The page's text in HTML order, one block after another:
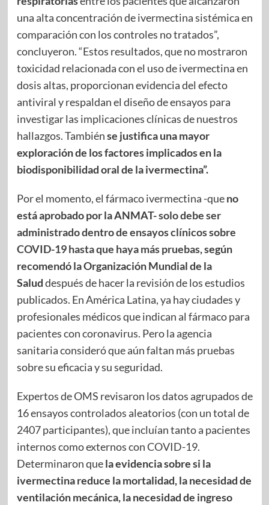
una alta concentración de ivermectina sistémica en
comparación con los controles no tratados”,
concluyeron. “Estos resultados, que no mostraron
toxicidad relacionada con el uso de ivermectina en
dosis altas, proporcionan evidencia del efecto
antiviral y respaldan el diseño de ensayos para
investigar las implicaciones clínicas de nuestros
hallazgos. Tambiénse justifica una mayor
exploración de los factores implicados en la
biodisponibilidad oral de la ivermectina”.
Por el momento, el fármaco ivermectina -queno
está aprobado por la ANMAT-solo debe ser
administrado dentro de ensayos clínicos sobre
COVID-19 hasta que haya más pruebas, según
recomendó la Organización Mundial de la
Saluddespués de hacer la revisión de los estudios
publicados. En América Latina, ya hay ciudades y
profesionales médicos que indican al fármaco para
pacientes con coronavirus. Pero la agencia
sanitaria consideró que aún faltan más pruebas
sobre su eficacia y su seguridad.
Expertos de OMS revisaron los datos agrupados de
16 ensayos controlados aleatorios (con un total de
2407 participantes), que incluían tanto a pacientes
internos como externos con COVID-19.
Determinaron quela evidencia sobre si la
ivermectina reduce la mortalidad, la necesidad de
ventilación mecánica, la necesidad de ingreso